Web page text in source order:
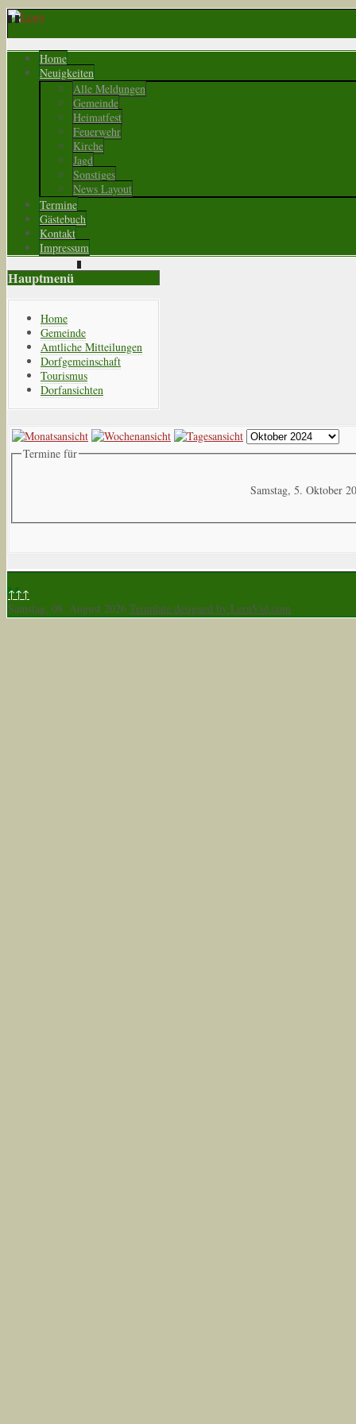
Home
Neuigkeiten
Alle Meldungen
Gemeinde
Heimatfest
Feuerwehr
Kirche
Jagd
Sonstiges
News Layout
Termine
Gästebuch
Kontakt
Impressum
Hauptmenü
Home
Gemeinde
Amtliche Mitteilungen
Dorfgemeinschaft
Tourismus
Dorfansichten
Termine für
Samstag, 5. Oktober
↑↑↑
Samstag, 08. August 2026 Template designed by LernVid.com